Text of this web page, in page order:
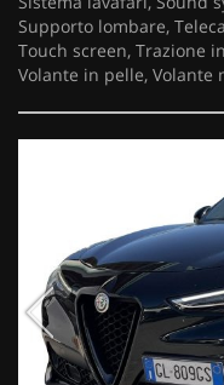
Supporto lombare,
Touch screen, Trazione
Volante in pelle,